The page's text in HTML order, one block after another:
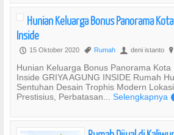
Hunian Keluarga Bonus Panorama
Inside
P 15 Oktober 2020 , Rumah U deni istanto ?
Hunian Keluarga Bonus Panorama Kota
Inside GRIYA AGUNG INSIDE Rumah
Sentuhan Desain Trophis Modern
Prestisius, Perbatasan... Selengkapnya